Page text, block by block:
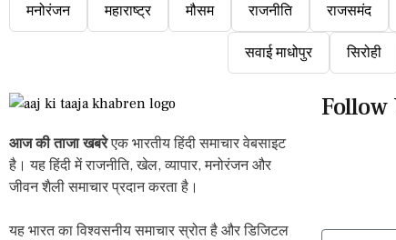
मनोरंजन महाराष्ट्र मौसम राजनीति राजसमंद
सवाई माधोपुर सिरोही
आज की ताजा खबरेएक भारतीय हिंदी समाचार वेबसाइट
है। यह हिंदी में राजनीति, खेल, व्यापार, मनोरंजन और
जीवन शैली समाचार प्रदान करता है।
यह भारत का विश्वसनीय समाचार स्रोत है और डिजिटल
Follow